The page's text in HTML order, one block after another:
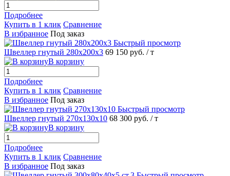
Подробнее
Купить в 1 клик Сравнение
В избранное Под заказ
Быстрый просмотр
Швеллер гнутый 280х200х3 69 150 руб. / т
В корзину
Подробнее
Купить в 1 клик Сравнение
В избранное Под заказ
Быстрый просмотр
Швеллер гнутый 270х130х10 68 300 руб. / т
В корзину
Подробнее
Купить в 1 клик Сравнение
В избранное Под заказ